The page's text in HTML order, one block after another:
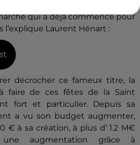
qui a déjà commencé pour
l’explique Laurent Hénart :
décrocher ce fameux titre, la
faire de ces fêtes de la Saint
fort et particulier. Depuis sa
a vu son budget augmenter,
€ à sa création, à plus d’ 1.2 M€
augmentation grâce à